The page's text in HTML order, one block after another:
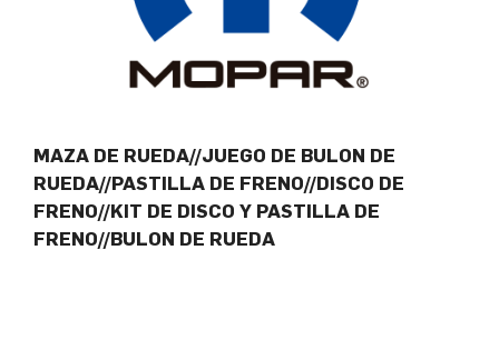
MAZA DE RUEDA//JUEGO DE BULON DE
RUEDA//PASTILLA DE FRENO//DISCO DE
FRENO//KIT DE DISCO Y PASTILLA DE
FRENO//BULON DE RUEDA